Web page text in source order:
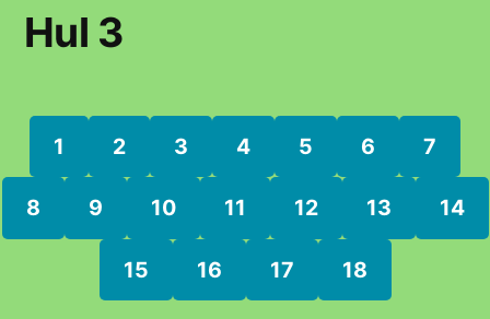
Hul 3
1 2 3 4 5 6 7
8 9 10 11 12 13 14
15 16 17 18